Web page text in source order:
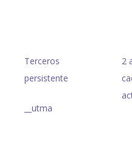
Terceros
persistente
__utma
2